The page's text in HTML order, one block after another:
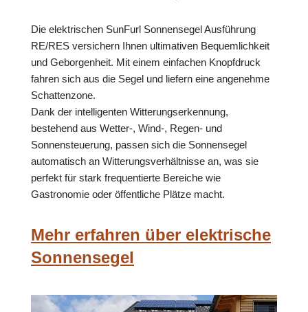
Die elektrischen SunFurl Sonnensegel Ausführung
RE/RES versichern Ihnen ultimativen Bequemlichkeit
und Geborgenheit. Mit einem einfachen Knopfdruck
fahren sich aus die Segel und liefern eine angenehme
Schattenzone.
Dank der intelligenten Witterungserkennung,
bestehend aus Wetter-, Wind-, Regen- und
Sonnensteuerung, passen sich die Sonnensegel
automatisch an Witterungsverhältnisse an, was sie
perfekt für stark frequentierte Bereiche wie
Gastronomie oder öffentliche Plätze macht.
Mehr erfahren über elektrische
Sonnensegel